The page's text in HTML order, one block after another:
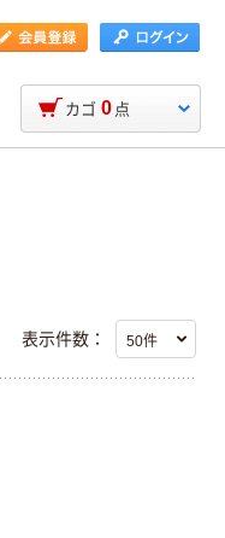
カゴ 0 点
表示件数：